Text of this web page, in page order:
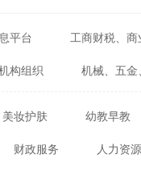
平台 工商财税、
构组织 机械、五
美妆护肤 幼教早教
财政服务 人力资源